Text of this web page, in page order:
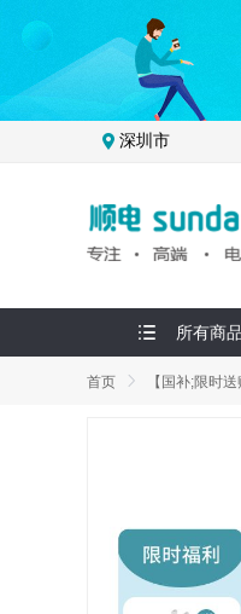
深圳市
所有商
首页 【国补;限时